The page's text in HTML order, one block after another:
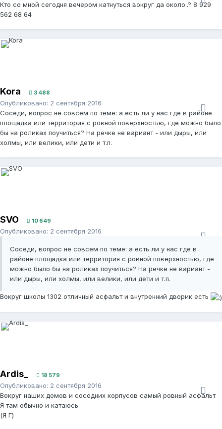
Кто со мной сегодня вечером катнуться вокруг да около..? 8 929
562 68 64
Kora 3 488
Опубликовано: 2 сентября 2016
Соседи, вопрос не совсем по теме: а есть ли у нас где в районе
площадка или территория с ровной поверхностью, где можно было
бы на роликах поучиться? На речке не вариант - или дыры, или
холмы, или велики, или дети и т.п.
SVO 10 649
Опубликовано: 2 сентября 2016
Соседи, вопрос не совсем по теме: а есть ли у нас где в
районе площадка или территория с ровной поверхностью, где
можно было бы на роликах поучиться? На речке не вариант -
или дыры, или холмы, или велики, или дети и т.п.
Вокруг школы 1302 отличный асфальт и внутренний дворик есть
Ardis_ 18 579
Опубликовано: 2 сентября 2016
Вокруг наших домов и соседних корпусов самый ровный асфальт
Я там обычно и катаюсь
(Я Г)